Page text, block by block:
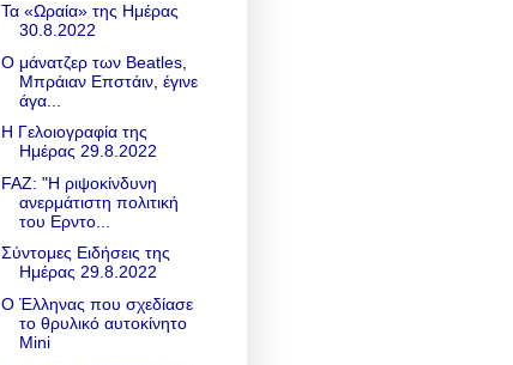
Τα «Ωραία» της Ημέρας
30.8.2022
Ο μάνατζερ των Beatles,
Μπράιαν Επστάιν, έγινε
άγα...
Η Γελοιογραφία της
Ημέρας 29.8.2022
FAZ: "Η ριψοκίνδυνη
ανερμάτιστη πολιτική
του Ερντο...
Σύντομες Ειδήσεις της
Ημέρας 29.8.2022
Ο Έλληνας που σχεδίασε
το θρυλικό αυτοκίνητο
Mini